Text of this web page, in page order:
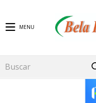
MENU